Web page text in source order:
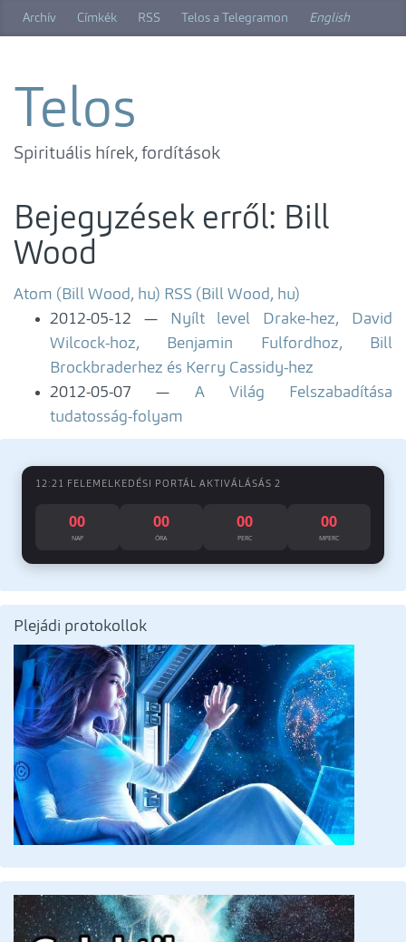
Archív Címkék RSS Telos a Telegramon English
Telos
Spirituális hírek, fordítások
Bejegyzések erről: Bill
Wood
Atom (Bill Wood, hu) RSS (Bill Wood, hu)
2012-05-12
Nyílt level Drake-hez, David
Wilcock-hoz, Benjamin Fulfordhoz, Bill
Brockbraderhez és Kerry Cassidy-hez
2012-05-07
A Világ Felszabadítása
tudatosság-folyam
12:21 FELEMELKEDÉSI PORTÁL AKTIVÁLÁSÁS 2
00
NAP
00
ÓRA
00
PERC
00
MPERC
Plejádi protokollok